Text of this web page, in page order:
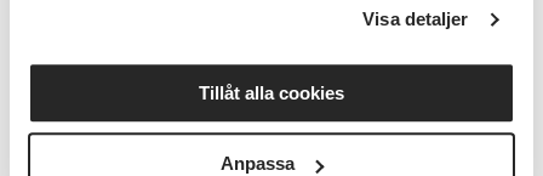
Visa detaljer
Tillåt alla cookies
Anpassa
Anastasia berättar att runstenen ligger på marken till
en bondgård, och att det var en något förvånad
bonde som undrade varför det kom en hel buss med
nyfikna människor. Men allt gott, nästa gång har vi
lovat att ringa innan vi dyker upp!